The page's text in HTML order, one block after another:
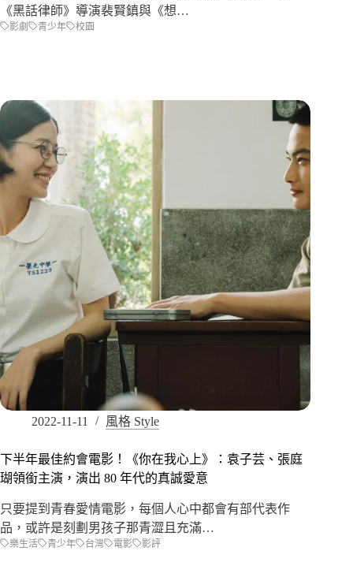
《黑話律師》導演裴賢鎮與《想…
影劇 青少年 校園
2022-11-11 風格 Style
下半年最佳約會電影！《你在我心上》：袁子芸、張庭
瑚領銜主演，演出 80 年代的真誠愛意
只要提到青春愛情電影，每個人心中都會有部代表作
品，或許是刻劃男孩子那青澀且充滿…
樂生活 青少年 台灣 電影 影評